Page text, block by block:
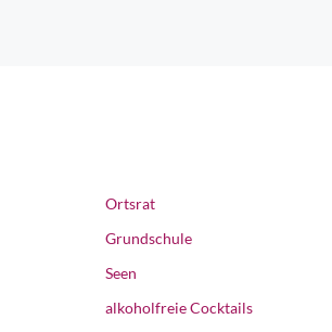
Ortsrat
Grundschule
Seen
alkoholfreie Cocktails